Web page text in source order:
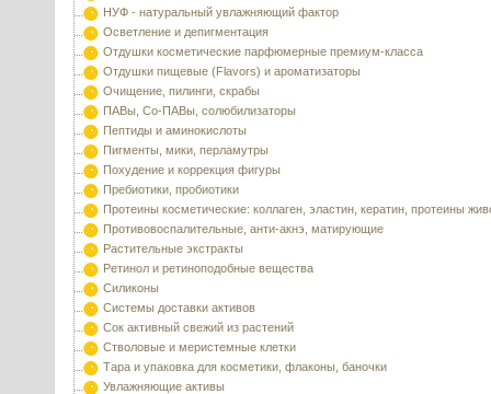
НУФ - натуральный увлажняющий фактор
Осветление и депигментация
Отдушки косметические парфюмерные премиум-класса
Отдушки пищевые (Flavors) и ароматизаторы
Очищение, пилинги, скрабы
ПАВы, Со-ПАВы, солюбилизаторы
Пептиды и аминокислоты
Пигменты, мики, перламутры
Похудение и коррекция фигуры
Пребиотики, пробиотики
Протеины косметические: коллаген, эластин, кератин, протеины
Противовоспалительные, анти-акнэ, матирующие
Растительные экстракты
Ретинол и ретиноподобные вещества
Силиконы
Системы доставки активов
Сок активный свежий из растений
Стволовые и меристемные клетки
Тара и упаковка для косметики, флаконы, баночки
Увлажняющие активы